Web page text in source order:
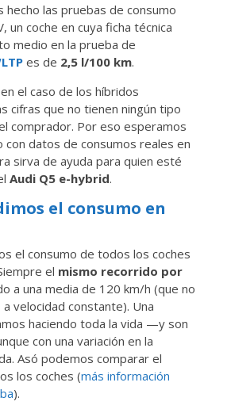
hecho las pruebas de consumo
un coche en cuya ficha técnica
medio en la prueba de
es de 2,5 l/100 km.
el caso de los híbridos
cifras que no tienen ningún tipo
comprador. Por eso esperamos
con datos de consumos reales en
sirva de ayuda para quien esté
Audi Q5 e-hybrid.
el consumo en
el consumo de todos los coches
el mismo recorrido por
a una media de 120 km/h (que no
velocidad constante). Una
haciendo toda la vida —y son
con una variación en la
Asó podemos comparar el
los coches (más información
).